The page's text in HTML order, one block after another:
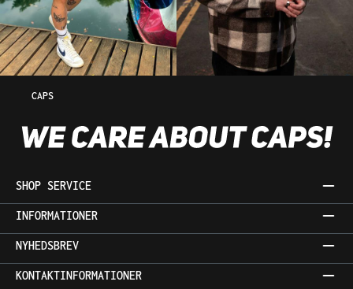
CAPS
SHOP SERVICE
INFORMATIONER
NYHEDSBREV
KONTAKTINFORMATIONER